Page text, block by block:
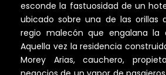
esconde la fastuosidad de un
ubicado sobre una de las orillas
regio malecón que engalana la
Aquella vez la residencia
Morey Arias, cauchero,